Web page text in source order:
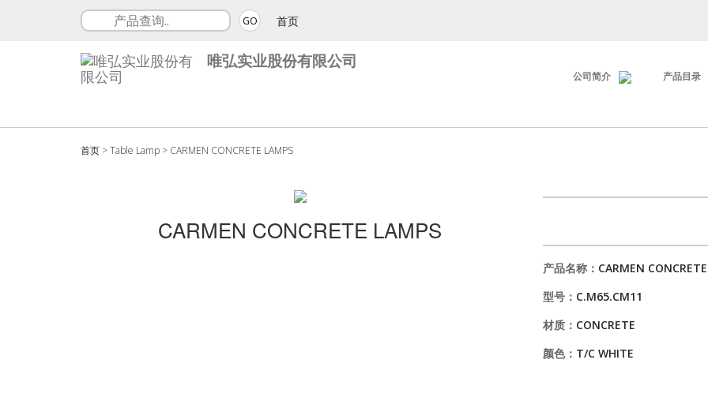
GO 首页
唯弘实业股份有限公司
公司简介 产品目录
首页 >Table Lamp > CARMEN CONCRETE LAMPS
CARMEN CONCRETE LAMPS
产品名称： CARMEN
型号： C.M65.CM11
材质： CONCRETE
颜色： T/C WHITE